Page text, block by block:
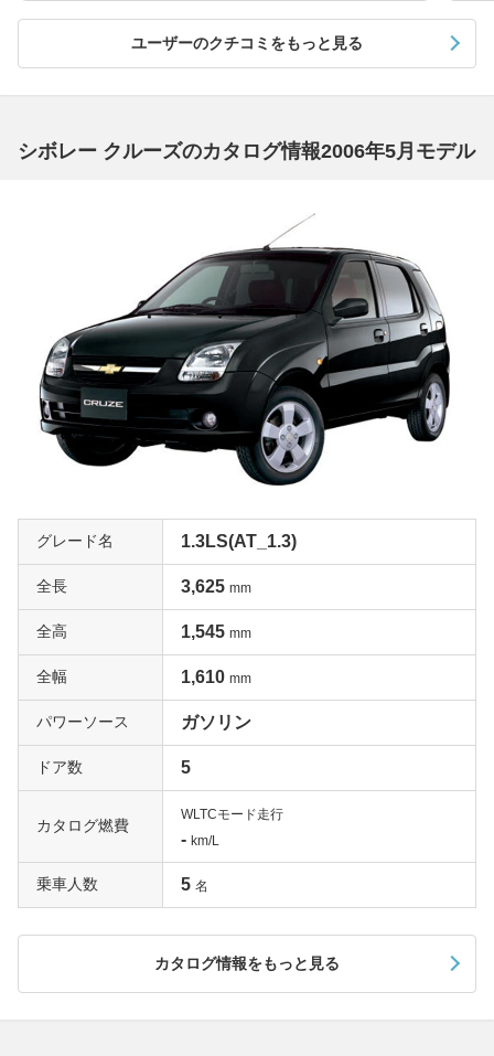
ユーザーのクチコミをもっと見る
シボレー クルーズのカタログ情報2006年5月モデル
グレード名 1.3LS(AT_1.3)
全長 3,625 mm
全高 1,545 mm
全幅 1,610 mm
パワーソース ガソリン
ドア数 5
カタログ燃費
WLTCモード走行
- km/L
乗車人数 5 名
カタログ情報をもっと見る